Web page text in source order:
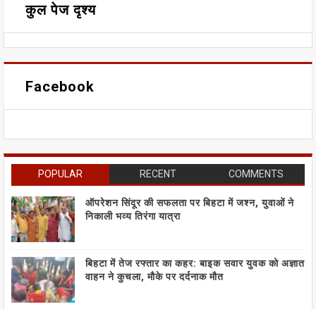
कुल पेज दृश्य
Facebook
POPULAR RECENT COMMENTS
ऑपरेशन सिंदूर की सफलता पर बिहटा में जश्न, युवाओं ने
निकाली भव्य तिरंगा यात्रा
बिहटा में तेज रफ्तार का कहर: बाइक सवार युवक को अज्ञात
वाहन ने कुचला, मौके पर दर्दनाक मौत